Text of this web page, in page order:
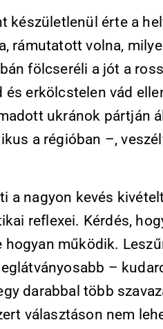
készületlenül érte a
rámutatott volna,
fölcseréli a jót a
erkölcstelen vád
ukránok pártján
a régióban –,
a nagyon kevés
reflexei. Kérdés,
hogyan működik.
–
darabbal több
választáson nem